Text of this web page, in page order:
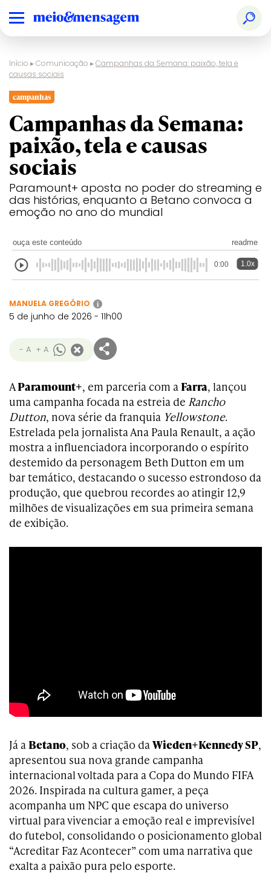
Início ▸Comunicação ▸Campanhas da Semana: paixão, tela e
causas sociais
campanhas
Campanhas da Semana:
paixão, tela e causas
sociais
Paramount+ aposta no poder do streaming e
das histórias, enquanto a Betano convoca a
emoção no ano do mundial
ouça este conteúdo readme
0:00 1.0x
MANUELA GREGÓRIO i
5 de junho de 2026 - 11h00
- A + A
AParamount+, em parceria com aFarra, lançou
uma campanha focada na estreia de Rancho
Dutton, nova série da franquia Yellowstone.
Estrelada pela jornalista Ana Paula Renault, a ação
mostra a influenciadora incorporando o espírito
destemido da personagem Beth Dutton em um
bar temático, destacando o sucesso estrondoso da
produção, que quebrou recordes ao atingir 12,9
milhões de visualizações em sua primeira semana
de exibição.
Já aBetano, sob a criação daWieden+Kennedy SP,
apresentou sua nova grande campanha
internacional voltada para a Copa do Mundo FIFA
2026. Inspirada na cultura gamer, a peça
acompanha um NPC que escapa do universo
virtual para vivenciar a emoção real e imprevisível
do futebol, consolidando o posicionamento global
“Acreditar Faz Acontecer” com uma narrativa que
exalta a paixão pura pelo esporte.